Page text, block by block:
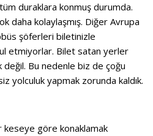
duraklara konmuş durumda.
daha kolaylaşmış. Diğer Avrupa
şöferleri biletinizle
etmiyorlar. Bilet satan yerler
değil. Bu nedenle biz de çoğu
yolculuk yapmak zorunda kaldık.
keseye göre konaklamak